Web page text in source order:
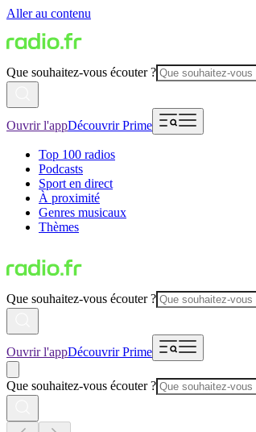
Aller au contenu
Que souhaitez-vous écouter ?
Ouvrir l'appDécouvrir Prime
Top 100 radios
Podcasts
Sport en direct
À proximité
Genres musicaux
Thèmes
Que souhaitez-vous écouter ?
Ouvrir l'appDécouvrir Prime
Que souhaitez-vous écouter ?